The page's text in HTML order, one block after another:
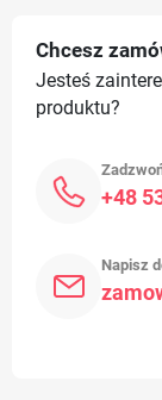
Chcesz
Jesteś
produktu?
+48
Napisz